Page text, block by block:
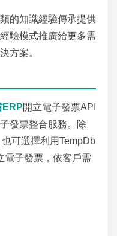
的知識經驗傳承提供
驗模式推廣給更多需
方案。
ERP開立電子發票API
發票整合服務。除
可選擇利用TempDb
電子發票，依客戶需